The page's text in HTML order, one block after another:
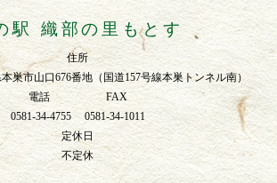
駅 織部の里もとす
住所
巣市山口676番地（国道157号線本巣トンネル南）
電話 FAX
0581-34-4755 0581-34-1011
定休日
不定休